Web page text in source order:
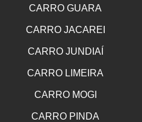
CARRO GUARA
CARRO JACAREI
CARRO JUNDIAÍ
CARRO LIMEIRA
CARRO MOGI
CARRO PINDA